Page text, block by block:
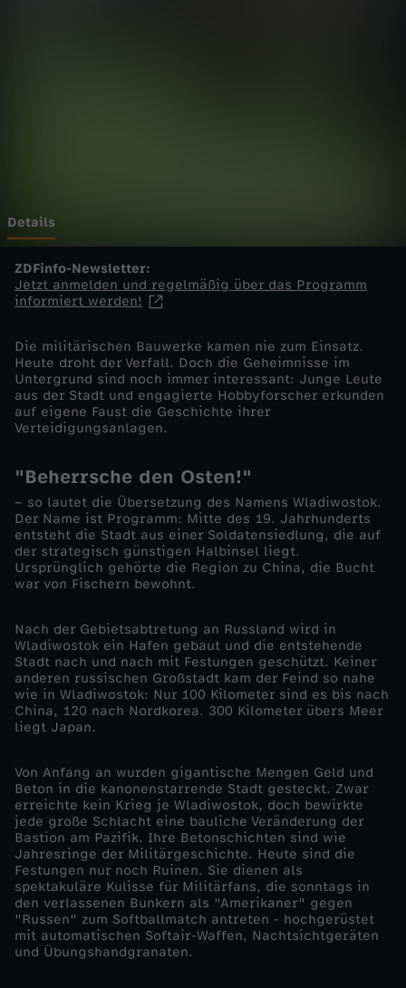
l
a
n
d
-
i
e
U
n
t
e
w
e
l
t
e
Details
ZDFinfo-Newsletter:
Jetzt anmelden und regelmäßig über das Programm
informiert werden!
Die militärischen Bauwerke kamen nie zum Einsatz.
Heute droht der Verfall. Doch die Geheimnisse im
Untergrund sind noch immer interessant: Junge Leute
aus der Stadt und engagierte Hobbyforscher erkunden
auf eigene Faust die Geschichte ihrer
Verteidigungsanlagen.
"Beherrsche den Osten!"
– so lautet die Übersetzung des Namens Wladiwostok.
Der Name ist Programm: Mitte des 19. Jahrhunderts
entsteht die Stadt aus einer Soldatensiedlung, die auf
der strategisch günstigen Halbinsel liegt.
Ursprünglich gehörte die Region zu China, die Bucht
war von Fischern bewohnt.
Nach der Gebietsabtretung an Russland wird in
Wladiwostok ein Hafen gebaut und die entstehende
Stadt nach und nach mit Festungen geschützt. Keiner
anderen russischen Großstadt kam der Feind so nahe
wie in Wladiwostok: Nur 100 Kilometer sind es bis nach
China, 120 nach Nordkorea. 300 Kilometer übers Meer
liegt Japan.
Von Anfang an wurden gigantische Mengen Geld und
Beton in die kanonenstarrende Stadt gesteckt. Zwar
erreichte kein Krieg je Wladiwostok, doch bewirkte
jede große Schlacht eine bauliche Veränderung der
Bastion am Pazifik. Ihre Betonschichten sind wie
Jahresringe der Militärgeschichte. Heute sind die
Festungen nur noch Ruinen. Sie dienen als
spektakuläre Kulisse für Militärfans, die sonntags in
den verlassenen Bunkern als "Amerikaner" gegen
"Russen" zum Softballmatch antreten - hochgerüstet
mit automatischen Softair-Waffen, Nachtsichtgeräten
und Übungshandgranaten.